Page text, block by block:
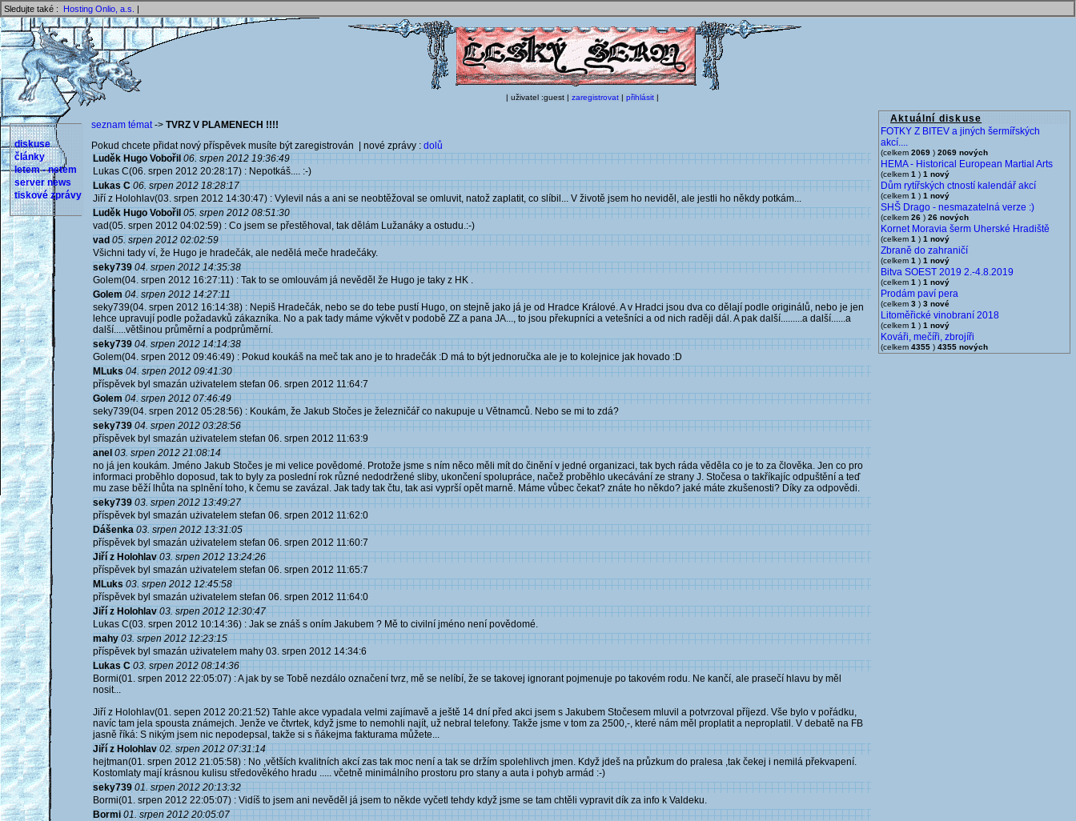
Sledujte také : Hosting Onlio, a.s. |
| uživatel :guest | zaregistrovat | přihlásit |
Aktuální diskuse
FOTKY Z BITEV a jiných šermířských
akcí....
(celkem 2069 ) 2069 nových
HEMA - Historical European Martial Arts
(celkem 1 ) 1 nový
Dům rytířských ctností kalendář akcí
(celkem 1 ) 1 nový
SHŠ Drago - nesmazatelná verze :)
(celkem 26 ) 26 nových
Kornet Moravia šerm Uherské Hradiště
(celkem 1 ) 1 nový
Zbraně do zahraničí
(celkem 1 ) 1 nový
Bitva SOEST 2019 2.-4.8.2019
(celkem 1 ) 1 nový
Prodám paví pera
(celkem 3 ) 3 nové
Litoměřické vinobraní 2018
(celkem 1 ) 1 nový
Kováři, mečíři, zbrojíři
(celkem 4355 ) 4355 nových
diskuse
články
letem - netem
server news
tiskové zprávy
seznam témat-> TVRZ V PLAMENECH !!!!
Pokud chcete přidat nový příspěvek musíte být zaregistrován | nové zprávy : dolů
Luděk Hugo Vobořil 06. srpen 2012 19:36:49
Lukas C(06. srpen 2012 20:28:17) : Nepotkáš.... :-)
Lukas C 06. srpen 2012 18:28:17
Jiří z Holohlav(03. srpen 2012 14:30:47) : Vylevil nás a ani se neobtěžoval se omluvit, natož zaplatit, co slíbil... V životě jsem ho neviděl, ale jestli ho někdy potkám...
Luděk Hugo Vobořil 05. srpen 2012 08:51:30
vad(05. srpen 2012 04:02:59) : Co jsem se přestěhoval, tak dělám Lužanáky a ostudu.:-)
vad 05. srpen 2012 02:02:59
Všichni tady ví, že Hugo je hradečák, ale nedělá meče hradečáky.
seky739 04. srpen 2012 14:35:38
Golem(04. srpen 2012 16:27:11) : Tak to se omlouvám já nevěděl že Hugo je taky z HK .
Golem 04. srpen 2012 14:27:11
seky739(04. srpen 2012 16:14:38) : Nepiš Hradečák, nebo se do tebe pustí Hugo, on stejně jako já je od Hradce Králové. A v Hradci jsou dva co dělají podle originálů, nebo je jen
lehce upravují podle požadavků zákazníka. No a pak tady máme výkvět v podobě ZZ a pana JA..., to jsou překupníci a vetešníci a od nich raději dál. A pak další.........a další......a
další.....většinou průměrní a podprůměrní.
seky739 04. srpen 2012 14:14:38
Golem(04. srpen 2012 09:46:49) : Pokud koukáš na meč tak ano je to hradečák :D má to být jednoručka ale je to kolejnice jak hovado :D
MLuks 04. srpen 2012 09:41:30
příspěvek byl smazán użivatelem stefan 06. srpen 2012 11:64:7
Golem 04. srpen 2012 07:46:49
seky739(04. srpen 2012 05:28:56) : Koukám, že Jakub Stočes je železničář co nakupuje u Větnamců. Nebo se mi to zdá?
seky739 04. srpen 2012 03:28:56
příspěvek byl smazán użivatelem stefan 06. srpen 2012 11:63:9
anel 03. srpen 2012 21:08:14
no já jen koukám. Jméno Jakub Stočes je mi velice povědomé. Protože jsme s ním něco měli mít do činění v jedné organizaci, tak bych ráda věděla co je to za člověka. Jen co pro
informaci proběhlo doposud, tak to byly za poslední rok různé nedodržené sliby, ukončení spolupráce, načež proběhlo ukecávání ze strany J. Stočesa o takříkajíc odpuštění a teď
mu zase běží lhůta na splnění toho, k čemu se zavázal. Jak tady tak čtu, tak asi vyprší opět marně. Máme vůbec čekat? znáte ho někdo? jaké máte zkušenosti? Díky za odpovědi.
seky739 03. srpen 2012 13:49:27
příspěvek byl smazán użivatelem stefan 06. srpen 2012 11:62:0
Dášenka 03. srpen 2012 13:31:05
příspěvek byl smazán użivatelem stefan 06. srpen 2012 11:60:7
Jiří z Holohlav 03. srpen 2012 13:24:26
příspěvek byl smazán użivatelem stefan 06. srpen 2012 11:65:7
MLuks 03. srpen 2012 12:45:58
příspěvek byl smazán użivatelem stefan 06. srpen 2012 11:64:0
Jiří z Holohlav 03. srpen 2012 12:30:47
Lukas C(03. srpen 2012 10:14:36) : Jak se znáš s oním Jakubem ? Mě to civilní jméno není povědomé.
mahy 03. srpen 2012 12:23:15
příspěvek byl smazán użivatelem mahy 03. srpen 2012 14:34:6
Lukas C 03. srpen 2012 08:14:36
Bormi(01. srpen 2012 22:05:07) : A jak by se Tobě nezdálo označení tvrz, mě se nelíbí, že se takovej ignorant pojmenuje po takovém rodu. Ne kančí, ale prasečí hlavu by měl
nosit...
Jiří z Holohlav(01. sepen 2012 20:21:52) Tahle akce vypadala velmi zajímavě a ještě 14 dní před akci jsem s Jakubem Stočesem mluvil a potvrzoval příjezd. Vše bylo v pořádku,
navíc tam jela spousta známejch. Jenže ve čtvrtek, když jsme to nemohli najít, už nebral telefony. Takže jsme v tom za 2500,-, které nám měl proplatit a neproplatil. V debatě na FB
jasně říká: S nikým jsem nic nepodepsal, takže si s ňákejma fakturama můžete...
Jiří z Holohlav 02. srpen 2012 07:31:14
hejtman(01. srpen 2012 21:05:58) : No ,větších kvalitních akcí zas tak moc není a tak se držím spolehlivch jmen. Když jdeš na průzkum do pralesa ,tak čekej i nemilá překvapení.
Kostomlaty mají krásnou kulisu středověkého hradu ..... včetně minimálního prostoru pro stany a auta i pohyb armád :-)
seky739 01. srpen 2012 20:13:32
Bormi(01. srpen 2012 22:05:07) : Vidíš to jsem ani nevěděl já jsem to někde vyčetl tehdy když jsme se tam chtěli vypravit dík za info k Valdeku.
Bormi 01. srpen 2012 20:05:07